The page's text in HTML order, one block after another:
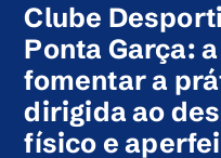
Clube
Ponta Garça:
fomentar a
dirigida ao
físico e